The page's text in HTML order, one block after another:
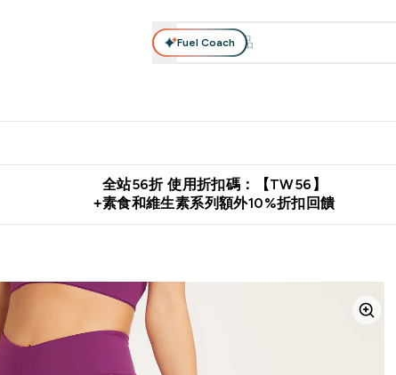
Fuel Coach
全站56折 使用折扣碼：【TW56】
+素食和維生素系列額外10%折扣回饋